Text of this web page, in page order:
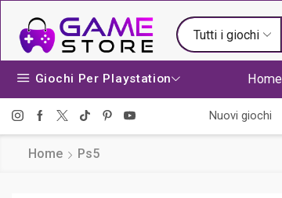
Tutti i giochi
Giochi Per Playstation Home
Nuovi giochi
Home Ps5